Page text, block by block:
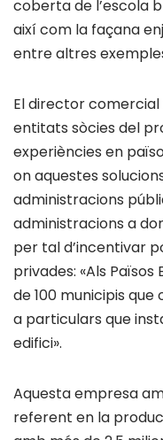
coberta de l’escola
així com la façana
entre altres
El director
entitats sòcies del
experiències en
on aquestes
administracions
administracions a
per tal d’incentivar
privades: «Als
de 100 municipis
a particulars que
edifici».
Aquesta empresa
referent en la